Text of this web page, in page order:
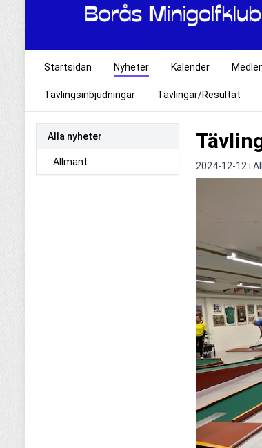
Startsidan Nyheter Kalender
Tävlingsinbjudningar Tävlingar/Resultat
Alla nyheter
Allmänt 2024-12-12 i